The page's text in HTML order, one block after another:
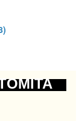
​​​​​​​​​